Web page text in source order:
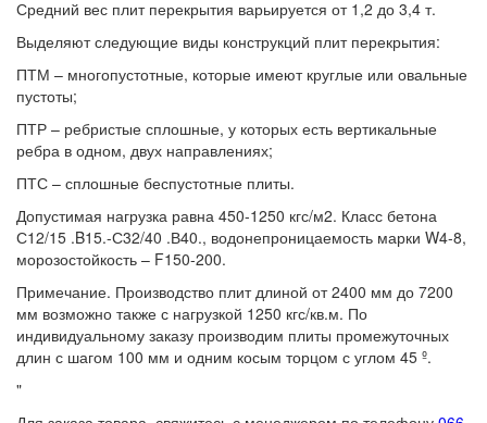
Средний вес плит перекрытия варьируется от 1,2 до 3,4 т.
Выделяют следующие виды конструкций плит перекрытия:
ПТМ – многопустотные, которые имеют круглые или овальные
пустоты;
ПТР – ребристые сплошные, у которых есть вертикальные
ребра в одном, двух направлениях;
ПТС ­– сплошные беспустотные плиты.
Допустимая нагрузка равна 450-1250 кгс/м2. Класс бетона
С12/15 .B15.-С32/40 .В40., водонепроницаемость марки W4-8,
морозостойкость – F150-200.
Примечание. Производство плит длиной от 2400 мм до 7200
мм возможно также с нагрузкой 1250 кгс/кв.м. По
индивидуальному заказу производим плиты промежуточных
длин с шагом 100 мм и одним косым торцом с углом 45 º.
"